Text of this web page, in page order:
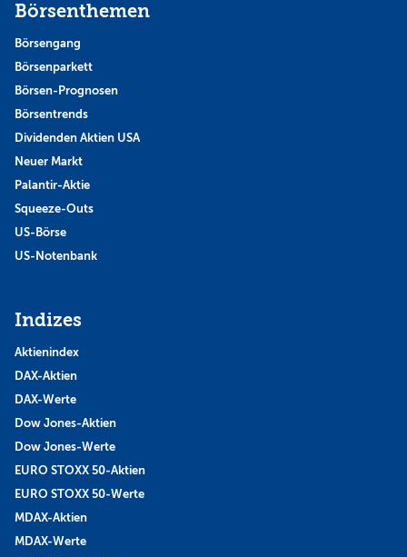
Börsenthemen
Börsengang
Börsenparkett
Börsen-Prognosen
Börsentrends
Dividenden Aktien USA
Neuer Markt
Palantir-Aktie
Squeeze-Outs
US-Börse
US-Notenbank
Indizes
Aktienindex
DAX-Aktien
DAX-Werte
Dow Jones-Aktien
Dow Jones-Werte
EURO STOXX 50-Aktien
EURO STOXX 50-Werte
MDAX-Aktien
MDAX-Werte